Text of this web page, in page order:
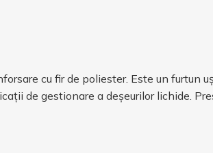
cu fir de poliester. Este un furtun
de gestionare a deșeurilor lichide.